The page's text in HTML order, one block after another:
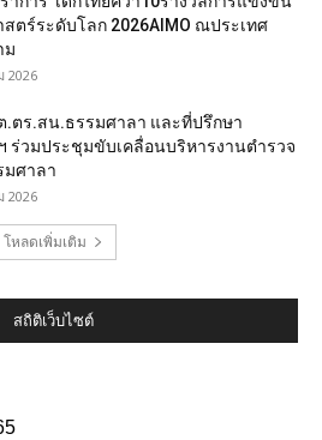
ตร์ระดับโลก 2026AIMO ณประเทศ
ม
2026
.ตร.สน.ธรรมศาลา และที่ปรึกษา
ร่วมประชุมขับเคลื่อนบริหารงานตำรวจ
มศาลา
2026
โหลดเพิ่มเติม
สถิติเว็บไซต์